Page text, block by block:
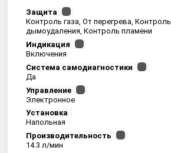
Защита
Контроль газа, От перегрева, Контроль
дымоудаления, Контроль пламени
Индикация
Включения
Система самодиагностики
Да
Управление
Электронное
Установка
Напольная
Производительность
14.3 л/мин